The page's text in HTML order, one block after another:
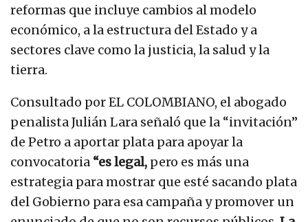
reformas que incluye cambios al modelo
económico, a la estructura del Estado y a
sectores clave como la justicia, la salud y la
tierra.
Consultado por EL COLOMBIANO, el abogado
penalista Julián Lara señaló que la “invitación”
de Petro a aportar plata para apoyar la
convocatoria “es legal, pero es más una
estrategia para mostrar que esté sacando plata
del Gobierno para esa campaña y promover un